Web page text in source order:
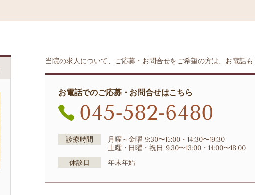
当院の求人について、ご応募・お問合せをご希望の方は、お電話
お電話でのご応募・お問合せはこちら
045-582-6480
診療時間
月曜～金曜 9:30〜13:00・14:30〜19:30
土曜・日曜・祝日 9:30〜13:00・14:00〜18:00
休診日
年末年始